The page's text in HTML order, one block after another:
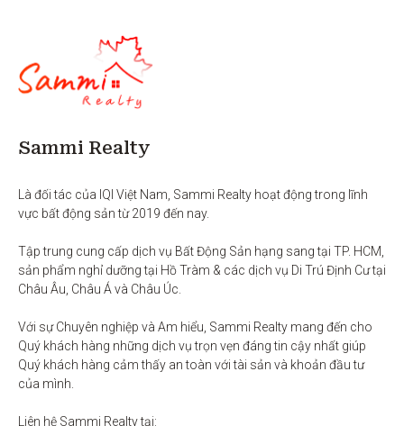
Sammi Realty
Là đối tác của IQI Việt Nam, Sammi Realty hoạt động trong lĩnh
vực bất động sản từ 2019 đến nay.
Tập trung cung cấp dịch vụ Bất Động Sản hạng sang tại TP. HCM,
sản phẩm nghỉ dưỡng tại Hồ Tràm & các dịch vụ Di Trú Định Cư tại
Châu Âu, Châu Á và Châu Úc.
Với sự Chuyên nghiệp và Am hiểu, Sammi Realty mang đến cho
Quý khách hàng những dịch vụ trọn vẹn đáng tin cậy nhất giúp
Quý khách hàng cảm thấy an toàn với tài sản và khoản đầu tư
của mình.
Liên hệ Sammi Realty tại: